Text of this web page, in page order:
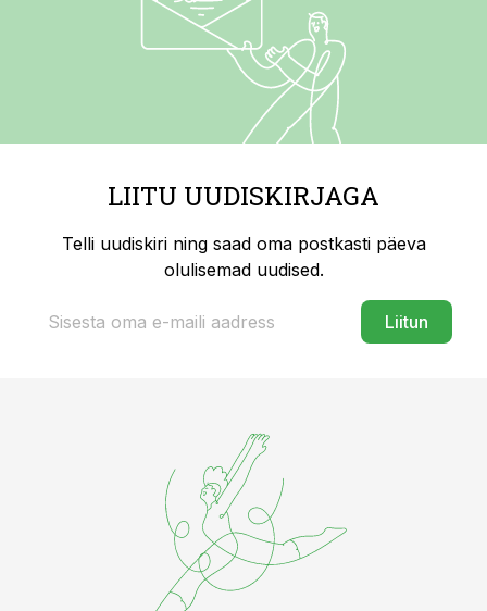
LIITU UUDISKIRJAGA
Telli uudiskiri ning saad oma postkasti päeva
olulisemad uudised.
Liitun